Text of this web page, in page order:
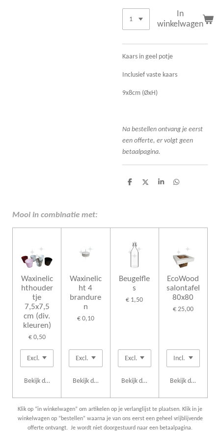
In
winkelwagen
Kaars in geel potje
Inclusief vaste kaars
9x8cm (ØxH)
Na bestellen ontvang je eerst
een offerte, er volgt geen
betaalpagina.
D
D
S
D
Mooi in combinatie met:
Waxinelic
hthouder
tje
7,5x7,5
cm (div.
kleuren)
€ 0,50
Bekijk details
Waxinelic
ht 4
brandure
n
€ 0,10
Bekijk details
Beugelfle
s
€ 1,50
Bekijk details
EcoWood
salontafel
80x80
€ 25,00
Bekijk details
Klik op “in winkelwagen” om artikelen op je verlanglijst te plaatsen. Klik in je
winkelwagen op “bestellen” waarna je van ons eerst een geheel vrijblijvende
offerte ontvangt. Je wordt niet doorgestuurd naar een betaalpagina.